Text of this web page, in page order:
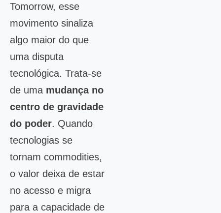
Tomorrow, esse
movimento sinaliza
algo maior do que
uma disputa
tecnológica. Trata-se
de uma mudança no
centro de gravidade
do poder. Quando
tecnologias se
tornam commodities,
o valor deixa de estar
no acesso e migra
para a capacidade de